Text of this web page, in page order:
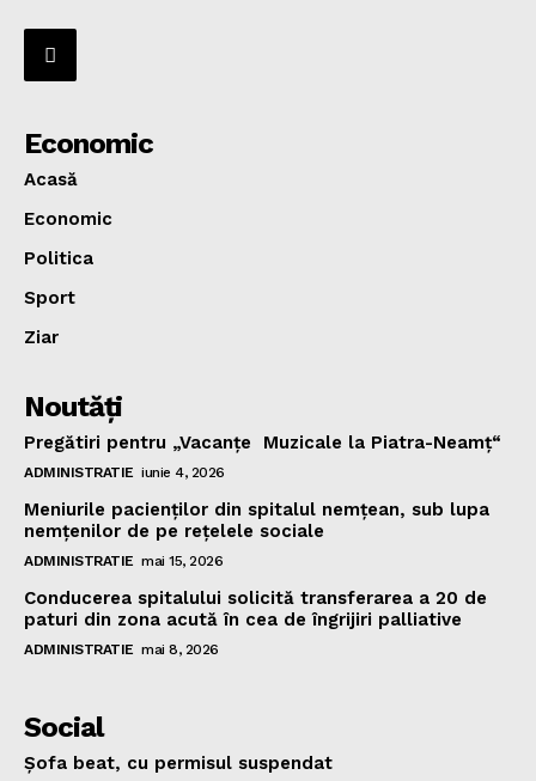
Economic
Acasă
Economic
Politica
Sport
Ziar
Noutăţi
Pregătiri pentru „Vacanţe Muzicale la Piatra-Neamţ“
ADMINISTRATIE iunie 4, 2026
Meniurile pacienţilor din spitalul nemţean, sub lupa
nemţenilor de pe reţelele sociale
ADMINISTRATIE mai 15, 2026
Conducerea spitalului solicită transferarea a 20 de
paturi din zona acută în cea de îngrijiri palliative
ADMINISTRATIE mai 8, 2026
Social
Şofa beat, cu permisul suspendat